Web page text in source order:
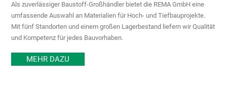
Als zuverlässiger Baustoff-Großhändler bietet die REMA GmbH eine
umfassende Auswahl an Materialien für Hoch- und Tiefbauprojekte.
Mit fünf Standorten und einem großen Lagerbestand liefern wir Qualität
und Kompetenz für jedes Bauvorhaben.
MEHR DAZU